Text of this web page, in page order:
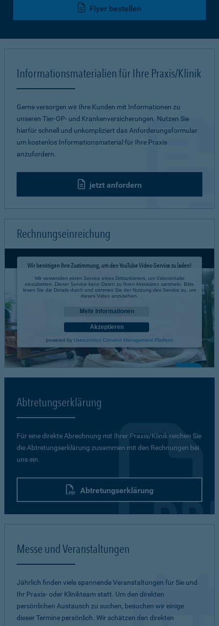
Flyer bestellen
Informationsmaterialien für Ihre Praxis/Klinik
Gerne versorgen wir Ihre Kunden mit Informationen zu
unseren Tier-OP- und Krankenversicherungen. Nutzen Sie
hierfür schnell und unkompliziert das Anforderungsformular
um kostenlos Informationsmaterial für Ihre Praxis
anzufordern.
jetzt anfordern
Rechnungseinreichung
Wir benötigen Ihre Zustimmung, um den YouTube Video-Service zu laden!
Wir verwenden einen Service eines Drittanbieters, um Videoinhalte
einzubetten. Dieser Service kann Daten zu Ihren Aktivitäten sammeln. Bitte
lesen Sie die Details durch und stimmen Sie der Nutzung des Service zu, um
dieses Video anzusehen.
Mehr Informationen
Akzeptieren
powered by Usercentrics Consent Management Platform
Abtretungserklärung
Für eine direkte Abrechnung mit Ihrer Praxis/Klinik reichen Sie
die Abtretungserklärung zusammen mit den Rechnungen bei
uns ein.
Abtretungserklärung
Messe und Veranstaltungen
Jährlich finden viele spannende Veranstaltungen für Sie und
Ihr Praxis- oder Klinikteam statt. Um den direkten
persönlichen Austausch zu suchen, besuchen wir einige
dieser Termine persönlich. Wir schätzen den direkten